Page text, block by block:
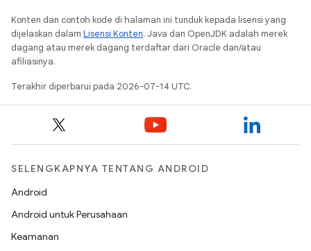
Konten dan contoh kode di halaman ini tunduk kepada lisensi yang
dijelaskan dalam Lisensi Konten. Java dan OpenJDK adalah merek
dagang atau merek dagang terdaftar dari Oracle dan/atau
afiliasinya.
Terakhir diperbarui pada 2026-07-14 UTC.
SELENGKAPNYA TENTANG ANDROID
Android
Android untuk Perusahaan
Keamanan